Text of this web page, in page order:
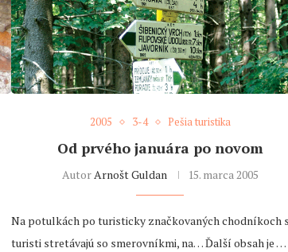
2005 3-4 Pešia turistika
Od prvého januára po novom
AutorArnošt Guldan 15. marca 2005
Na potulkách po turisticky značkovaných chodníkoch
turisti stretávajú so smerovníkmi, na… Ďalší obsah je …